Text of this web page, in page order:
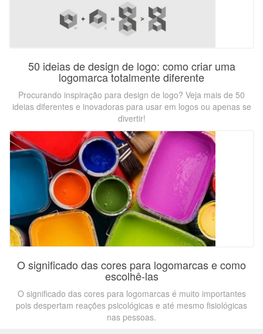
50 ideias de design de logo: como criar uma
logomarca totalmente diferente
Procurando inspiração para design de logo? Veja mais de 50
ideias diferentes e inovadoras para usar em logos ou apenas se
divertir!
O significado das cores para logomarcas e como
escolhê-las
O significado das cores para logomarcas é muito importantes
pois despertam reações psicológicas e até mesmo fisiológicas
nas pessoas.